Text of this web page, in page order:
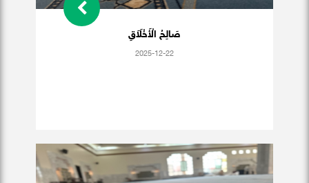
صَالِحُ الْأَخْلَاَقِ
2025-12-22